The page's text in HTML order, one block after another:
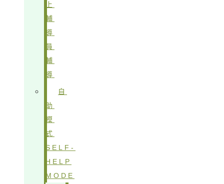
上
輔
導
員
輔
導
自
助
模
式
SELF-
HELP
MODE